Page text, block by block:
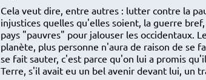
Cela veut dire, entre autres : lutter contre la
injustices quelles qu'elles soient, la guerre
pays "pauvres" pour jalouser les occidentaux.
planète, plus personne n'aura de raison de se
se fait sauter, c'est parce qu'on lui a promis
Terre, s'il avait eu un bel avenir devant lui, un